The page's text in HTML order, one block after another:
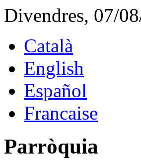
Divendres, 07/
Català
English
Español
Francaise
Parròquia